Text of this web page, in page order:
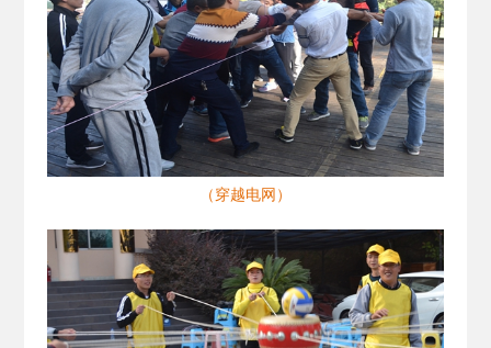
（穿越电网）